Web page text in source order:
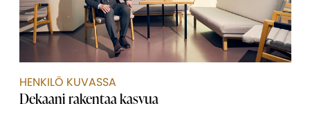
HENKILÖ KUVASSA
Dekaani rakentaa kasvua